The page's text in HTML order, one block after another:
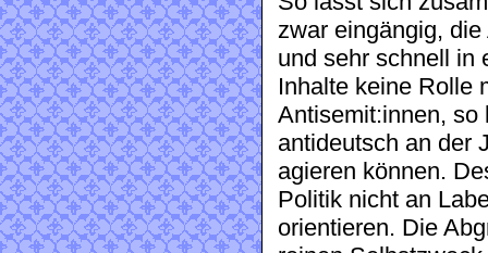
zwar eingängig,
und sehr schnell in
Inhalte keine Rolle
Antisemit:innen, so
antideutsch an der
agieren können.
Politik nicht an
orientieren. Die